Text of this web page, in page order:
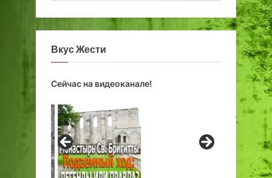
Вкус Жести
Сейчас на видеоканале!